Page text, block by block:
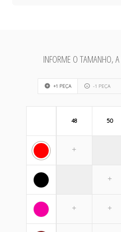
INFORME O TAMANHO,
+1 PEÇA -1 PEÇA
48 50